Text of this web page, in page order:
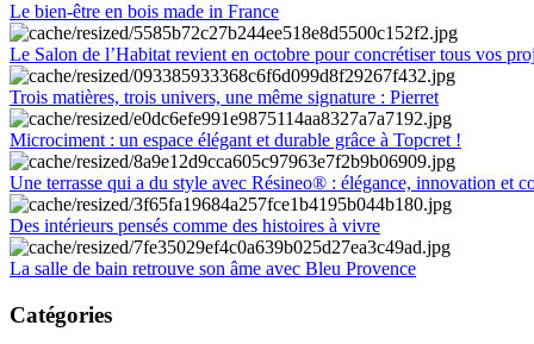
Le bien-être en bois made in France
Le Salon de l’Habitat revient en octobre pour concrétiser tous vos
Trois matières, trois univers, une même signature : Pierret
Microciment : un espace élégant et durable grâce à Topcret !
Une terrasse qui a du style avec Résineo® : élégance, innovation et
Des intérieurs pensés comme des histoires à vivre
La salle de bain retrouve son âme avec Bleu Provence
Catégories